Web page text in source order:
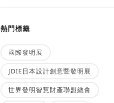
熱門標籤
國際發明展
JDIE日本設計創意暨發明展
世界發明智慧財產聯盟總會